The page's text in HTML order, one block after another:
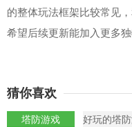
的整体玩法框架比较常见
希望后续更新能加入更多
猜你喜欢
塔防游戏 好玩的塔